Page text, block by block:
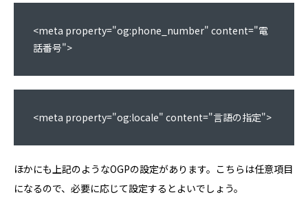
<meta property="og:phone_number" content="電
話番号">
<meta property="og:locale" content="言語の指定">
ほかにも上記のようなOGPの設定があります。こちらは任意項目
になるので、必要に応じて設定するとよいでしょう。